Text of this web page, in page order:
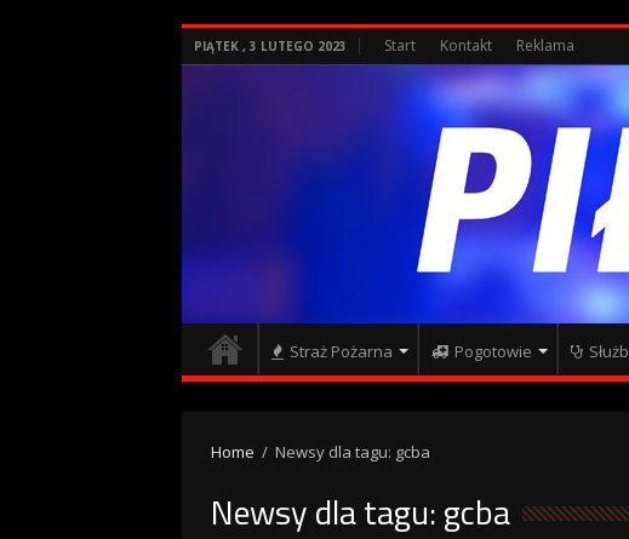
PIĄTEK , 3 LUTEGO 2023 Start Kontakt Reklama
Straż Pożarna Pogotowie
Home / Newsy dla tagu: gcba
Newsy dla tagu:gcba